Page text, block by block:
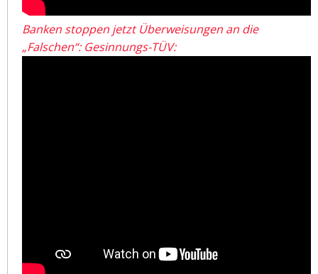
Banken stoppen jetzt Überweisungen an die
„Falschen“: Gesinnungs-TÜV: